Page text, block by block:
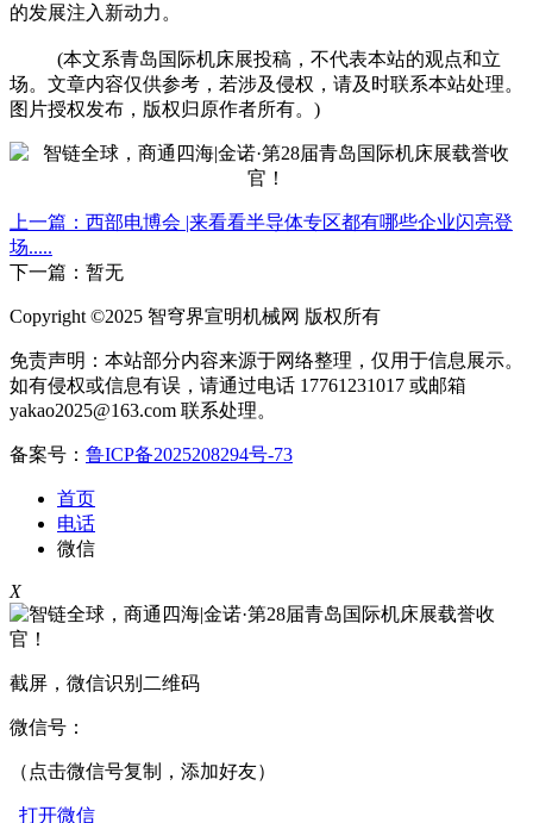
的发展注入新动力。
(本文系青岛国际机床展投稿，不代表本站的观点和立
场。文章内容仅供参考，若涉及侵权，请及时联系本站处理。
图片授权发布，版权归原作者所有。)
上一篇：西部电博会 |来看看半导体专区都有哪些企业闪亮登
场.....
下一篇：暂无
Copyright ©2025 智穹界宣明机械网 版权所有
免责声明：本站部分内容来源于网络整理，仅用于信息展示。
如有侵权或信息有误，请通过电话 17761231017 或邮箱
yakao2025@163.com 联系处理。
备案号： 鲁ICP备2025208294号-73
首页
电话
微信
X
截屏，微信识别二维码
微信号：
（点击微信号复制，添加好友）
打开微信